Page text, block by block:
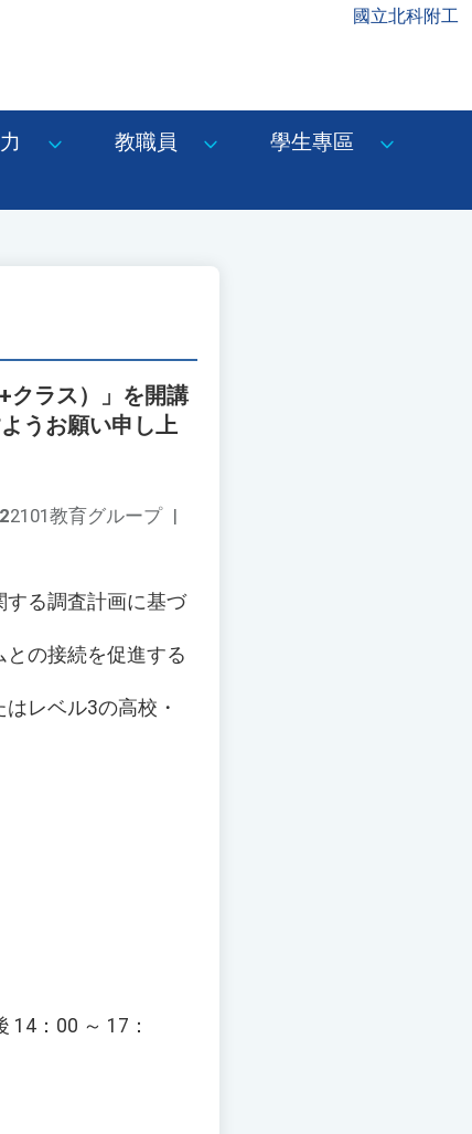
國立北科附工
教職員
學生專區
クラス）」を開講
うお願い申し上
2101教育グループ |
る調査計画に基づ
の接続を促進する
レベル3の高校・
：00 ～ 17：